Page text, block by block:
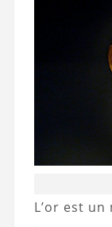
L’or est